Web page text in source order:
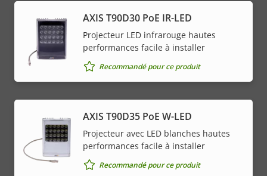
AXIS T90D30 PoE IR-LED
Projecteur LED infrarouge hautes
performances facile à installer
Recommandé pour ce produit
AXIS T90D35 PoE W-LED
Projecteur avec LED blanches hautes
performances facile à installer
Recommandé pour ce produit